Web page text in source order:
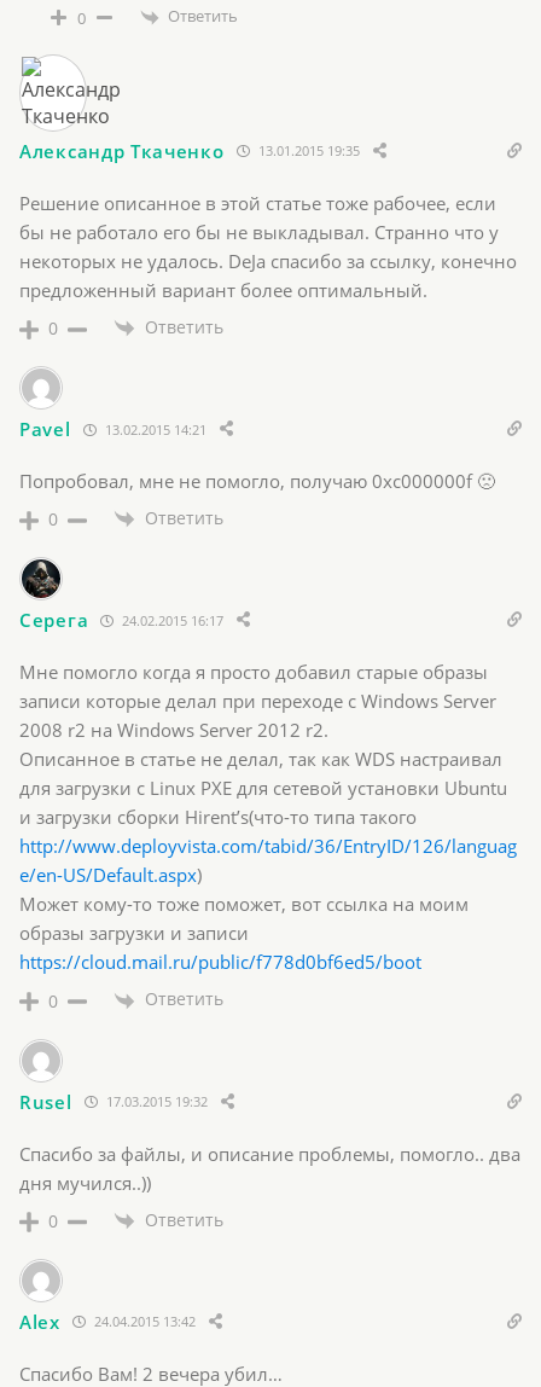
0 Ответить
Александр Ткаченко 13.01.2015 19:35
Решение описанное в этой статье тоже рабочее, если
бы не работало его бы не выкладывал. Странно что у
некоторых не удалось. DeJa спасибо за ссылку, конечно
предложенный вариант более оптимальный.
0 Ответить
Pavel 13.02.2015 14:21
Попробовал, мне не помогло, получаю 0xc000000f 🙁
0 Ответить
Серега 24.02.2015 16:17
Мне помогло когда я просто добавил старые образы
записи которые делал при переходе с Windows Server
2008 r2 на Windows Server 2012 r2.
Описанное в статье не делал, так как WDS настраивал
для загрузки c Linux PXE для сетевой установки Ubuntu
и загрузки сборки Hirent’s(что-то типа такого
http://www.deployvista.com/tabid/36/EntryID/126/languag
e/en-US/Default.aspx)
Может кому-то тоже поможет, вот ссылка на моим
образы загрузки и записи
https://cloud.mail.ru/public/f778d0bf6ed5/boot
0 Ответить
Rusel 17.03.2015 19:32
Спасибо за файлы, и описание проблемы, помогло.. два
дня мучился..))
0 Ответить
Alex 24.04.2015 13:42
Спасибо Вам! 2 вечера убил…